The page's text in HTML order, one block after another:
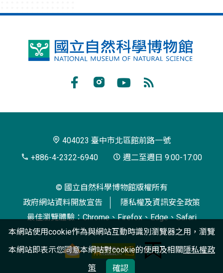
國
博
閱
404023 臺中市北區館前路一號
+886-4-2322-6940
週二至週日 9:00-17:00
© 國立自然科學博物館版權所有
政府網站資料開放宣告
隱私權及資訊安全政策
最佳瀏覽體驗：Chrome、Firefox、Edge、Safari
本網站使用cookie作為與網站互動時識別瀏覽器之用，瀏覽
本網站即表示您同意本網站對cookie的使用及相關隱私權政
策
確認